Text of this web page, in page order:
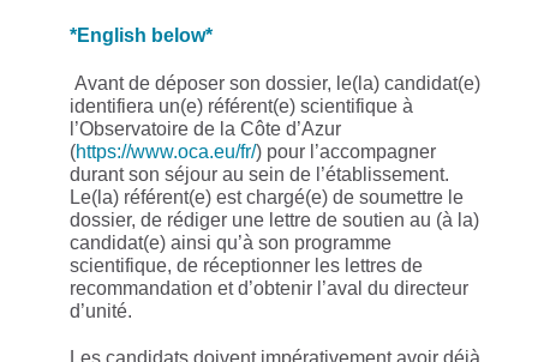
*English below*
Avant de déposer son dossier, le(la) candidat(e)
identifiera un(e) référent(e) scientifique à
l’Observatoire de la Côte d’Azur
(https://www.oca.eu/fr/) pour l’accompagner
durant son séjour au sein de l’établissement.
Le(la) référent(e) est chargé(e) de soumettre le
dossier, de rédiger une lettre de soutien au (à la)
candidat(e) ainsi qu’à son programme
scientifique, de réceptionner les lettres de
recommandation et d’obtenir l’aval du directeur
d’unité.